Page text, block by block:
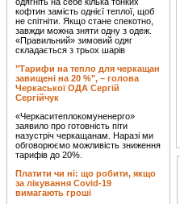
кофтин замість однієї теплої, щоб
не спітніти. Якщо стане спекотно,
завжди можна зняти одну з одеж.
«Правильний» зимовий одяг
складається з трьох шарів
"Тарифи на тепло для черкащан
завищені на 20 %", – голова
Черкаської ОДА Сергій
Сергійчук
«Черкаситеплокомуненерго»
заявило про готовність піти
назустріч черкащанам. Наразі ми
обговорюємо можливість зниження
тарифів до 20%.
Платити чи ні: що робити, якщо
за лікування Covid-19
вимагають гроші